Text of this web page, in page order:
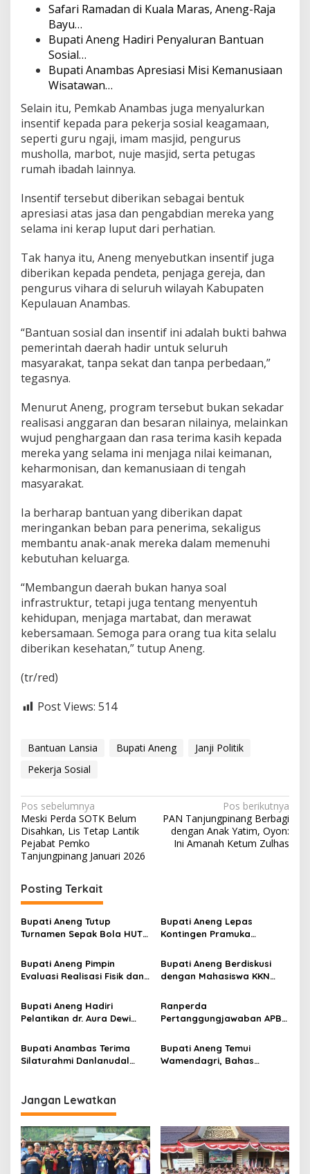
Safari Ramadan di Kuala Maras, Aneng-Raja
Bayu…
Bupati Aneng Hadiri Penyaluran Bantuan
Sosial…
Bupati Anambas Apresiasi Misi Kemanusiaan
Wisatawan…
Selain itu, Pemkab Anambas juga menyalurkan
insentif kepada para pekerja sosial keagamaan,
seperti guru ngaji, imam masjid, pengurus
musholla, marbot, nuje masjid, serta petugas
rumah ibadah lainnya.
Insentif tersebut diberikan sebagai bentuk
apresiasi atas jasa dan pengabdian mereka yang
selama ini kerap luput dari perhatian.
Tak hanya itu, Aneng menyebutkan insentif juga
diberikan kepada pendeta, penjaga gereja, dan
pengurus vihara di seluruh wilayah Kabupaten
Kepulauan Anambas.
“Bantuan sosial dan insentif ini adalah bukti bahwa
pemerintah daerah hadir untuk seluruh
masyarakat, tanpa sekat dan tanpa perbedaan,”
tegasnya.
Menurut Aneng, program tersebut bukan sekadar
realisasi anggaran dan besaran nilainya, melainkan
wujud penghargaan dan rasa terima kasih kepada
mereka yang selama ini menjaga nilai keimanan,
keharmonisan, dan kemanusiaan di tengah
masyarakat.
Ia berharap bantuan yang diberikan dapat
meringankan beban para penerima, sekaligus
membantu anak-anak mereka dalam memenuhi
kebutuhan keluarga.
“Membangun daerah bukan hanya soal
infrastruktur, tetapi juga tentang menyentuh
kehidupan, menjaga martabat, dan merawat
kebersamaan. Semoga para orang tua kita selalu
diberikan kesehatan,” tutup Aneng.
(tr/red)
Post Views: 514
Bantuan Lansia Bupati Aneng
Janji Politik
Pekerja Sosial
N
a
v
i
g
a
s
i
p
o
s
Pos sebelumnya
Meski Perda SOTK Belum
Disahkan, Lis Tetap Lantik
Pejabat Pemko
Tanjungpinang Januari 2026
Pos berikutnya
PAN Tanjungpinang Berbagi
dengan Anak Yatim, Oyon:
Ini Amanah Ketum Zulhas
Posting Terkait
Bupati Aneng Tutup
Turnamen Sepak Bola HUT
Anggrek Air Asuk
Bupati Aneng Lepas
Kontingen Pramuka
Nasional 2026
Bupati Aneng Pimpin
Evaluasi Realisasi Fisik dan
2026
Bupati Aneng Berdiskusi
dengan Mahasiswa KKN
Membangun Anambas
Bupati Aneng Hadiri
Pelantikan dr. Aura Dewi
Anambas
Ranperda
Pertanggungjawaban APBD
Aneng Apresiasi DPRD
Anambas
Bupati Anambas Terima
Silaturahmi Danlanudal
Wilayah
Bupati Aneng Temui
Wamendagri, Bahas
Jangan Lewatkan